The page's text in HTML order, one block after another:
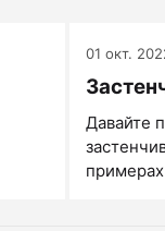
01 окт.
Давайте